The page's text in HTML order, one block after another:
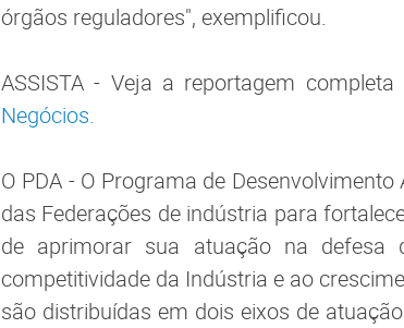
órgãos reguladores", exemplificou.
ASSISTA - Veja a reportagem
Negócios.
O PDA - O Programa de
das Federações de indústria para
de aprimorar sua atuação na defesa
competitividade da Indústria e ao
são distribuídas em dois eixos de